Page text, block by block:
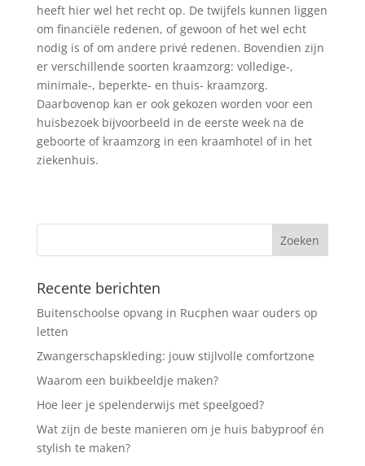
heeft hier wel het recht op. De twijfels kunnen liggen
om financiële redenen, of gewoon of het wel echt
nodig is of om andere privé redenen. Bovendien zijn
er verschillende soorten kraamzorg: volledige-,
minimale-, beperkte- en thuis- kraamzorg.
Daarbovenop kan er ook gekozen worden voor een
huisbezoek bijvoorbeeld in de eerste week na de
geboorte of kraamzorg in een kraamhotel of in het
ziekenhuis.
Recente berichten
Buitenschoolse opvang in Rucphen waar ouders op
letten
Zwangerschapskleding: jouw stijlvolle comfortzone
Waarom een buikbeeldje maken?
Hoe leer je spelenderwijs met speelgoed?
Wat zijn de beste manieren om je huis babyproof én
stylish te maken?